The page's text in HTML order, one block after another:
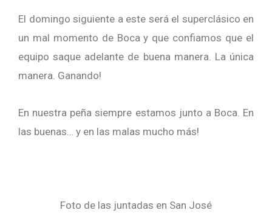
El domingo siguiente a este será el superclásico en
un mal momento de Boca y que confiamos que el
equipo saque adelante de buena manera. La única
manera. Ganando!
En nuestra peña siempre estamos junto a Boca. En
las buenas… y en las malas mucho más!
Foto de las juntadas en San José